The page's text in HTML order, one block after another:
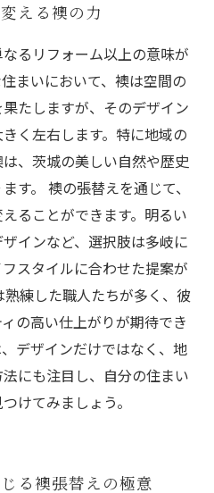
える襖の力
るリフォーム以上の意味が
まいにおいて、襖は空間の
たしますが、そのデザイン
く左右します。特に地域の
、茨城の美しい自然や歴史
す。 襖の張替えを通じて、
ることができます。明るい
インなど、選択肢は多岐に
スタイルに合わせた提案が
練した職人たちが多く、彼
の高い仕上がりが期待でき
デザインだけではなく、地
にも注目し、自分の住まい
けてみましょう。
る襖張替えの極意